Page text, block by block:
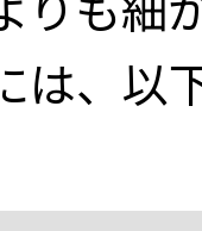
は、以